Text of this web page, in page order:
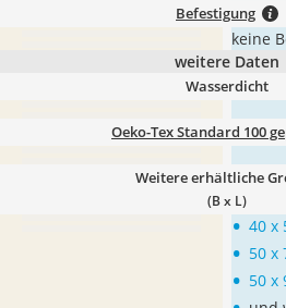
Befestigung
keine
weitere Daten
Wasserdicht
Oeko-Tex Standard 100
Weitere erhältliche
(B x L)
• 40 x
• 50 x
• 50 x